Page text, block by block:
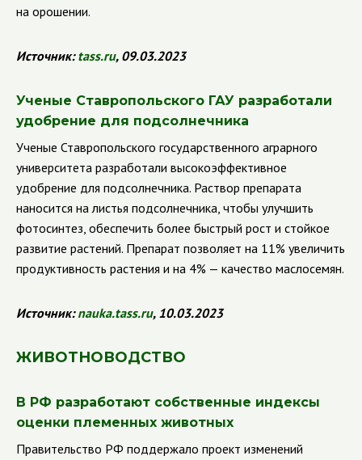
на орошении.
Источник: tass.ru, 09.03.2023
Ученые Ставропольского ГАУ разработали
удобрение для подсолнечника
Ученые Ставропольского государственного аграрного
университета разработали высокоэффективное
удобрение для подсолнечника. Раствор препарата
наносится на листья подсолнечника, чтобы улучшить
фотосинтез, обеспечить более быстрый рост и стойкое
развитие растений. Препарат позволяет на 11% увеличить
продуктивность растения и на 4% — качество маслосемян.
Источник: nauka.tass.ru, 10.03.2023
ЖИВОТНОВОДСТВО
В РФ разработают собственные индексы
оценки племенных животных
Правительство РФ поддержало проект изменений